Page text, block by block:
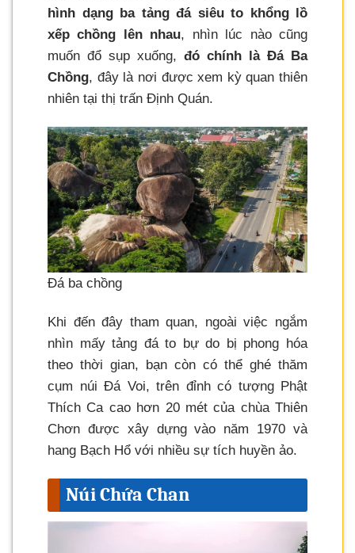
hình dạng ba tảng đá siêu to khổng lồ
xếp chồng lên nhau, nhìn lúc nào cũng
muốn đổ sụp xuống, đó chính là Đá Ba
Chồng, đây là nơi được xem kỳ quan thiên
nhiên tại thị trấn Định Quán.
Đá ba chồng
Khi đến đây tham quan, ngoài việc ngắm
nhìn mấy tảng đá to bự do bị phong hóa
theo thời gian, bạn còn có thể ghé thăm
cụm núi Đá Voi, trên đỉnh có tượng Phật
Thích Ca cao hơn 20 mét của chùa Thiên
Chơn được xây dựng vào năm 1970 và
hang Bạch Hổ với nhiều sự tích huyền ảo.
Núi Chứa Chan